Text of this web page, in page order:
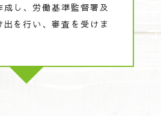
し、労働基準監督署及
を行い、審査を受けま